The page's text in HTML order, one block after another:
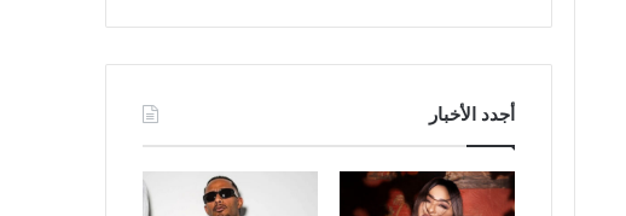
أجدد الأخبار